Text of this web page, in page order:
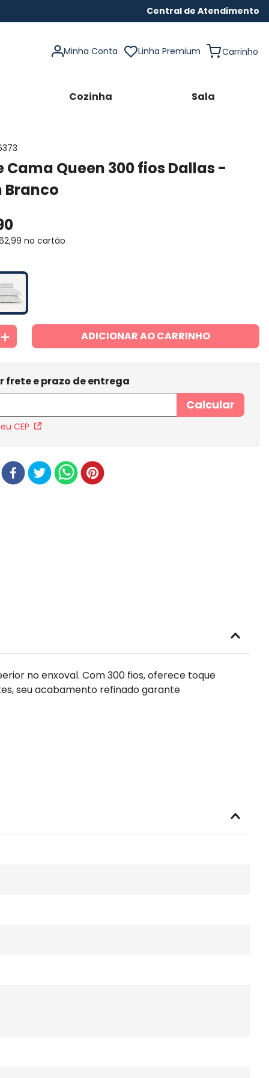
Central de Atendimento
Minha Conta Linha Premium
Cozinha Sala
Cama Queen 300 fios Dallas -
Branco
,99 no cartão
＋ ADICIONAR AO CARRINHO
CEP
no enxoval. Com 300 fios, oferece toque
seu acabamento refinado garante